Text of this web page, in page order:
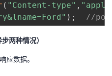
( "Content-type" ,
) ; //post
两种情况）
应数据。